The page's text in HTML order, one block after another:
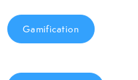
Gamification